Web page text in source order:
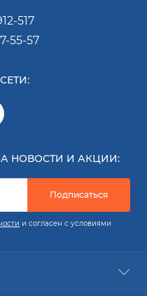
517
55-57
НОВОСТИ И АКЦИИ:
Подписаться
и согласен с условиями